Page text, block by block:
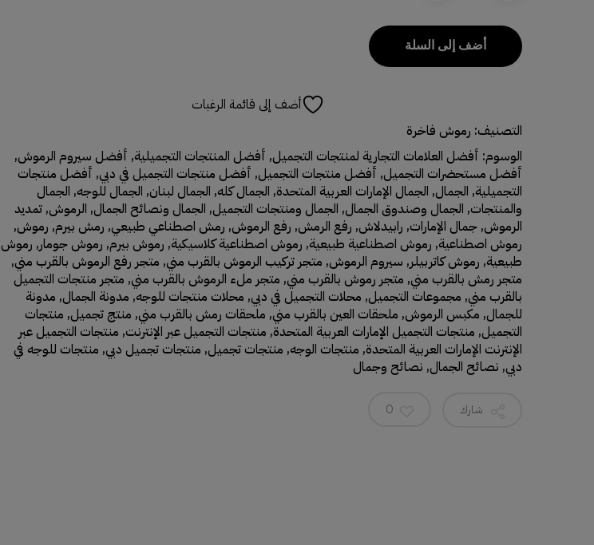
أضف إلى السلة
أضف إلى قائمة الرغبات
التصنيف: رموش فاخرة
الوسوم: أفضل العلامات التجارية لمنتجات التجميل, أفضل المنتجات التجميلية, أفضل سيروم الرموش,
أفضل مستحضرات التجميل, أفضل منتجات التجميل, أفضل منتجات التجميل في دبي, أفضل منتجات
التجميلية, الجمال, الجمال الإمارات العربية المتحدة, الجمال كله, الجمال لبنان, الجمال للوجه, الجمال
والمنتجات, الجمال وصندوق الجمال, الجمال ومنتجات التجميل, الجمال ونصائح الجمال, الرموش,تمديد
الرموش,جمال الإمارات, رابيدلاش, رفع الرمش, رفع الرموش, رمش اصطناعي طبيعي, رمش بيرم, رموش,
رموش اصطناعية, رموش اصطناعية طبيعية, رموش اصطناعية كلاسيكية, رموش بيرم, رموش جومار, رموش
طبيعية, رموش كاتربيلر, سيروم الرموش, متجر تركيب الرموش بالقرب مني, متجر رفع الرموش بالقرب مني,
متجر رمش بالقرب مني, متجر رموش بالقرب مني, متجر ملء الرموش بالقرب مني, متجر منتجات التجميل
بالقرب مني, مجموعات التجميل, محلات التجميل في دبي, محلات منتجات للوجه, مدونة الجمال, مدونة
للجمال, مكبس الرموش, ملحقات العين بالقرب مني, ملحقات رمش بالقرب مني, منتج تجميل, منتجات
التجميل, منتجات التجميل الإمارات العربية المتحدة, منتجات التجميل عبر الإنترنت, منتجات التجميل عبر
الإنترنت الإمارات العربية المتحدة, منتجات الوجه, منتجات تجميل, منتجات تجميل دبي, منتجات للوجه في
دبي, نصائح الجمال, نصائح وجمال
شارك 0